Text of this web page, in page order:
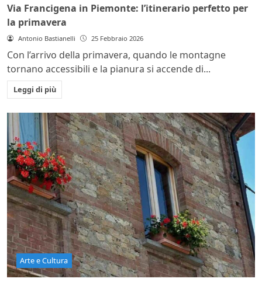
Via Francigena in Piemonte: l’itinerario perfetto per
la primavera
Antonio Bastianelli 25 Febbraio 2026
Con l’arrivo della primavera, quando le montagne
tornano accessibili e la pianura si accende di...
Leggi di più
Arte e Cultura